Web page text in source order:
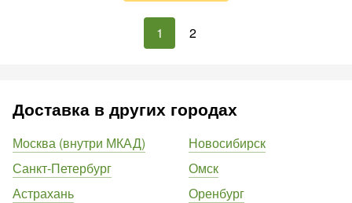
1 2
Доставка в других городах
Москва (внутри МКАД)
Санкт-Петербург
Астрахань
Новосибирск
Омск
Оренбург